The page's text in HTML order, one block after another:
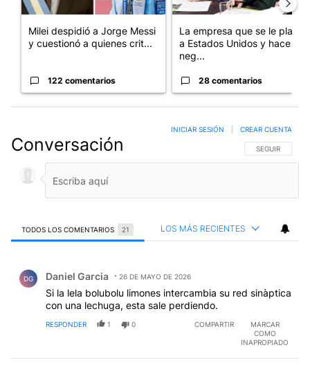
Milei despidió a Jorge Messi
y cuestionó a quienes crit...
122 comentarios
La empresa que se le plantó
a Estados Unidos y hace
neg...
28 comentarios
Conversación SIGA ESTA
SEGUIR
INICIAR SESIÓN CREAR CUENTA
TODOS LOS COMENTARIOS 21 LOS MÁS RECIENTES
DG Daniel Garcia 26 DE MAYO DE 2026
Si la lela bolubolu limones intercambia su red sinàptica
con una lechuga, esta sale perdiendo.
RESPONDER 1 0 COMPARTIR
MARCAR
COMO
INAPROPIADO